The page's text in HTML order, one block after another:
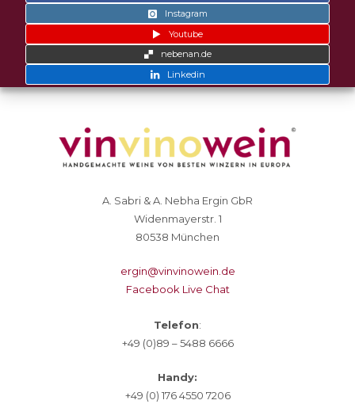
Instagram
Youtube
nebenan.de
Linkedin
A. Sabri & A. Nebha Ergin GbR
Widenmayerstr. 1
80538 München
ergin@vinvinowein.de
Facebook Live Chat
Telefon:
+49 (0)89 – 5488 6666
Handy:
+49 (0) 176 4550 7206